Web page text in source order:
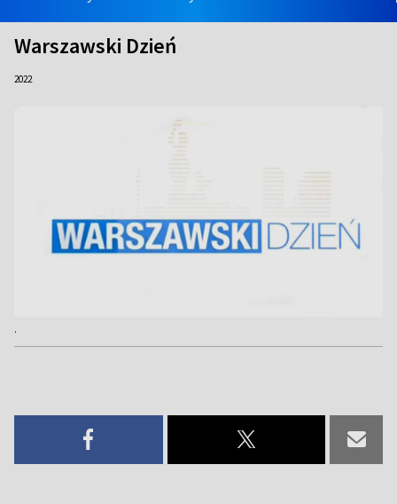
Warszawski Dzień
2022
.